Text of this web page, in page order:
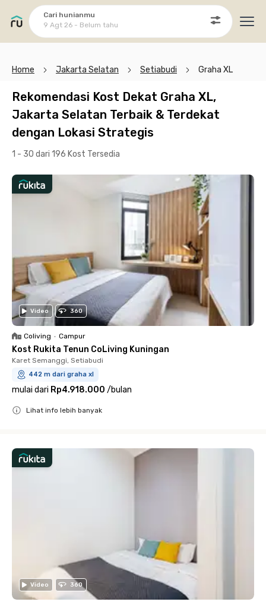
Cari hunianmu
9 Agt 26 - Belum tahu
Home Jakarta Selatan Setiabudi Graha XL
Rekomendasi Kost Dekat Graha XL,
Jakarta Selatan Terbaik & Terdekat
dengan Lokasi Strategis
1 - 30 dari 196 Kost Tersedia
Video 360
Coliving • Campur
Kost Rukita Tenun CoLiving Kuningan
Karet Semanggi, Setiabudi
442 m dari graha xl
mulai dari Rp4.918.000 /bulan
Lihat info lebih banyak
Video 360